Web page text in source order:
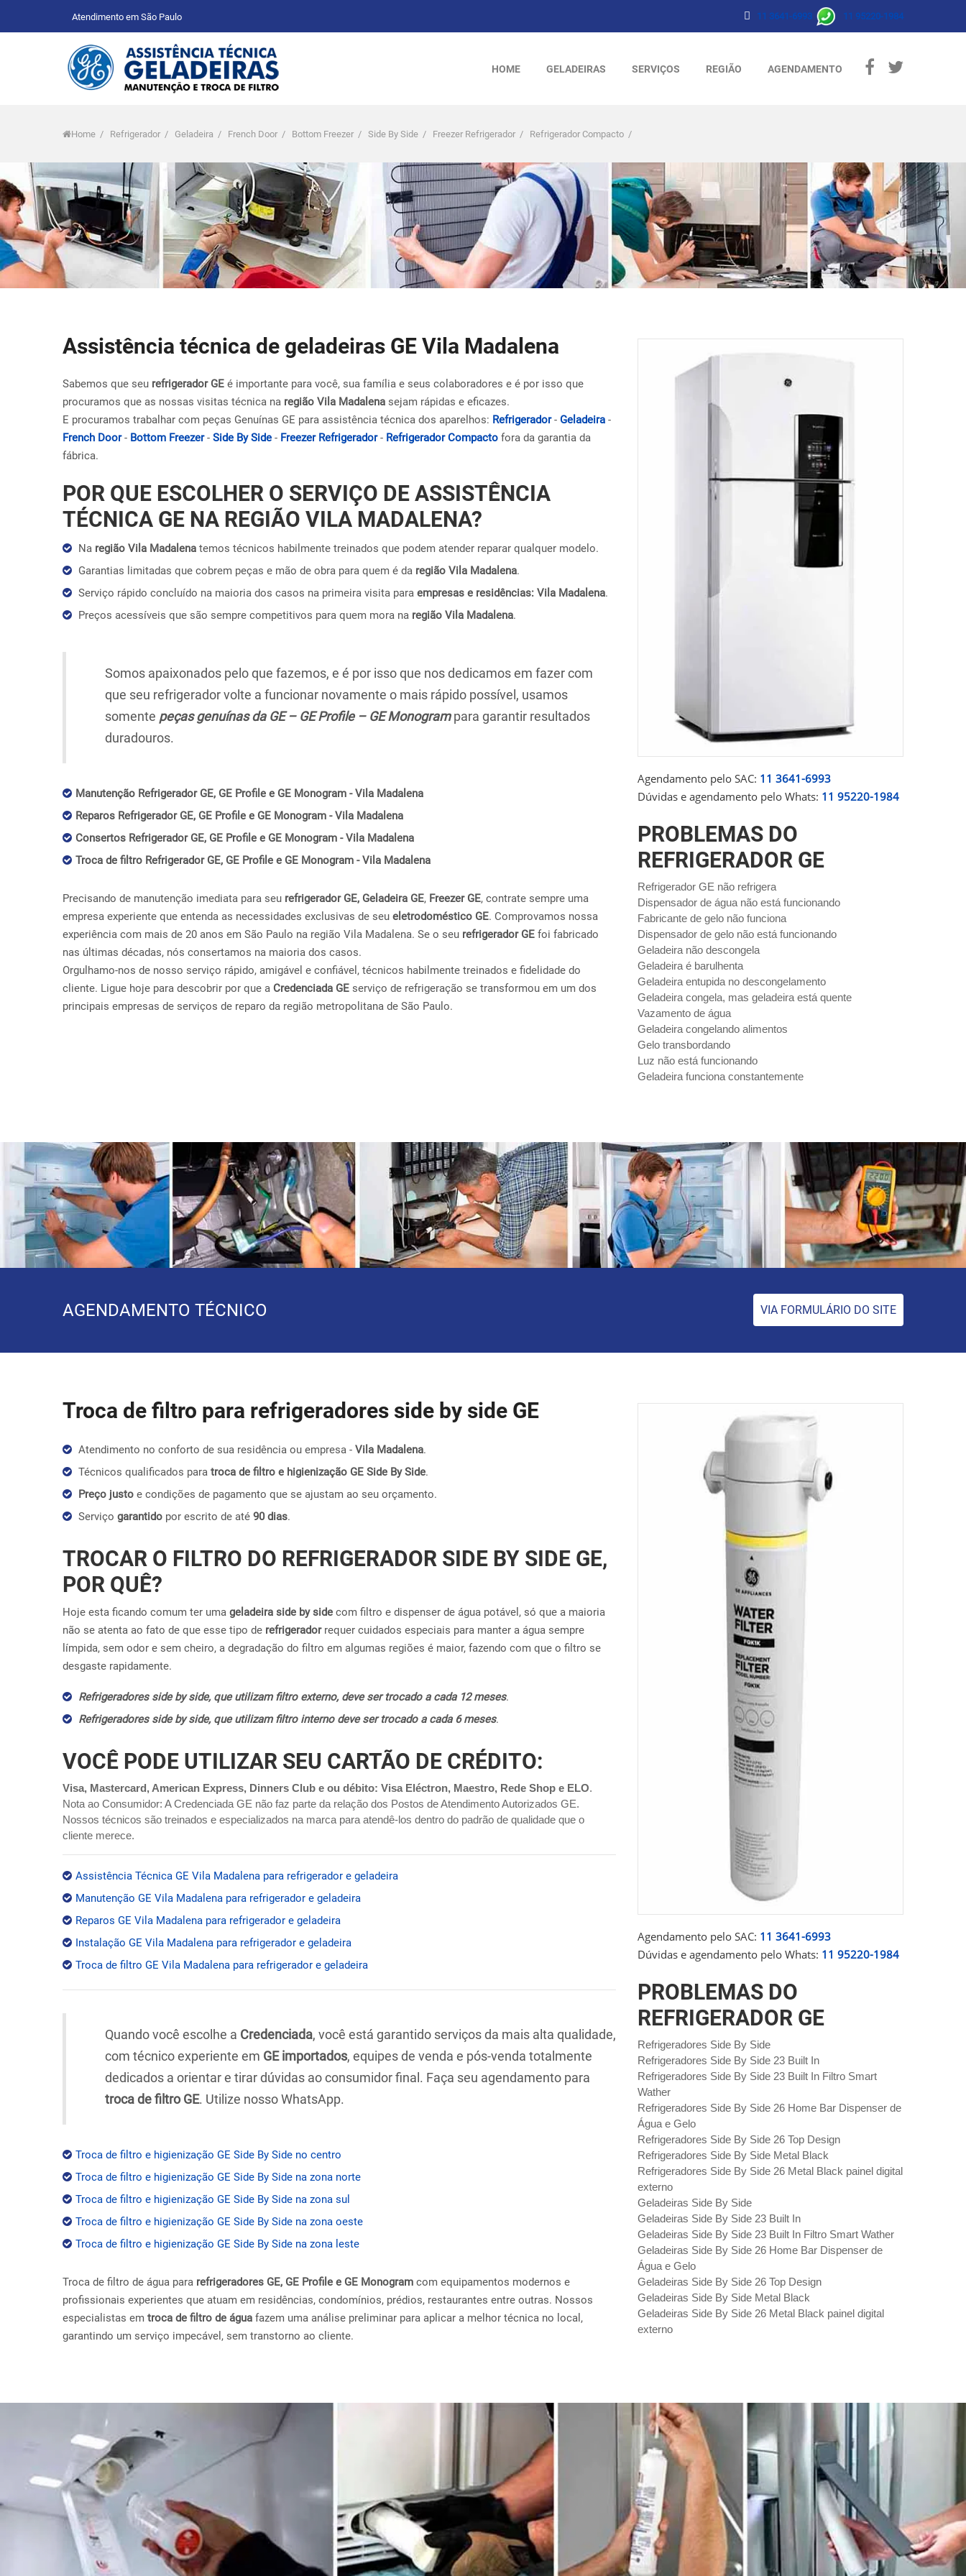
Atendimento em São Paulo 11 3641-6993 11 95220-1984
HOME GELADEIRAS SERVIÇOS REGIÃO AGENDAMENTO
Home / Refrigerador / Geladeira / French Door / Bottom Freezer / Side By Side / Freezer Refrigerador / Refrigerador Compacto /
Assistência técnica de geladeiras GE Vila Madalena
Sabemos que seu refrigerador GE é importante para você, sua família e seus colaboradores e é por isso que
procuramos que as nossas visitas técnica na região Vila Madalena sejam rápidas e eficazes.
E procuramos trabalhar com peças Genuínas GE para assistência técnica dos aparelhos: Refrigerador- Geladeira -
French Door- Bottom Freezer- Side By Side - Freezer Refrigerador- Refrigerador Compacto fora da garantia da
fábrica.
POR QUE ESCOLHER O SERVIÇO DE ASSISTÊNCIA
TÉCNICA GE NA REGIÃO VILA MADALENA?
Na região Vila Madalena temos técnicos habilmente treinados que podem atender reparar qualquer modelo.
Garantias limitadas que cobrem peças e mão de obra para quem é da região Vila Madalena.
Serviço rápido concluído na maioria dos casos na primeira visita para empresas e residências: Vila Madalena.
Preços acessíveis que são sempre competitivos para quem mora na região Vila Madalena.
Somos apaixonados pelo que fazemos, e é por isso que nos dedicamos em fazer com
que seu refrigerador volte a funcionar novamente o mais rápido possível, usamos
somente peças genuínas da GE – GE Profile – GE Monogrampara garantir resultados
duradouros.
Manutenção Refrigerador GE, GE Profile e GE Monogram - Vila Madalena
Reparos Refrigerador GE, GE Profile e GE Monogram - Vila Madalena
Consertos Refrigerador GE, GE Profile e GE Monogram - Vila Madalena
Troca de filtro Refrigerador GE, GE Profile e GE Monogram - Vila Madalena
Precisando de manutenção imediata para seu refrigerador GE, Geladeira GE, Freezer GE, contrate sempre uma
empresa experiente que entenda as necessidades exclusivas de seu eletrodoméstico GE. Comprovamos nossa
experiência com mais de 20 anos em São Paulo na região Vila Madalena. Se o seu refrigerador GE foi fabricado
nas últimas décadas, nós consertamos na maioria dos casos.
Orgulhamo-nos de nosso serviço rápido, amigável e confiável, técnicos habilmente treinados e fidelidade do
cliente. Ligue hoje para descobrir por que a Credenciada GE serviço de refrigeração se transformou em um dos
principais empresas de serviços de reparo da região metropolitana de São Paulo.
Agendamento pelo SAC: 11 3641-6993
Dúvidas e agendamento pelo Whats: 11 95220-1984
PROBLEMAS DO
REFRIGERADOR GE
Refrigerador GE não refrigera
Dispensador de água não está funcionando
Fabricante de gelo não funciona
Dispensador de gelo não está funcionando
Geladeira não descongela
Geladeira é barulhenta
Geladeira entupida no descongelamento
Geladeira congela, mas geladeira está quente
Vazamento de água
Geladeira congelando alimentos
Gelo transbordando
Luz não está funcionando
Geladeira funciona constantemente
AGENDAMENTO TÉCNICO VIA FORMULÁRIO DO SITE
Troca de filtro para refrigeradores side by side GE
Atendimento no conforto de sua residência ou empresa - Vila Madalena.
Técnicos qualificados para troca de filtro e higienização GE Side By Side.
Preço justo e condições de pagamento que se ajustam ao seu orçamento.
Serviço garantido por escrito de até 90 dias.
TROCAR O FILTRO DO REFRIGERADOR SIDE BY SIDE GE,
POR QUÊ?
Hoje esta ficando comum ter uma geladeira side by side com filtro e dispenser de água potável, só que a maioria
não se atenta ao fato de que esse tipo de refrigeradorrequer cuidados especiais para manter a água sempre
límpida, sem odor e sem cheiro, a degradação do filtro em algumas regiões é maior, fazendo com que o filtro se
desgaste rapidamente.
Refrigeradores side by side, que utilizam filtro externo, deve ser trocado a cada 12 meses.
Refrigeradores side by side, que utilizam filtro interno deve ser trocado a cada 6 meses.
VOCÊ PODE UTILIZAR SEU CARTÃO DE CRÉDITO:
Visa, Mastercard, American Express, Dinners Club e ou débito: Visa Eléctron, Maestro, Rede Shop e ELO.
Nota ao Consumidor: A Credenciada GE não faz parte da relação dos Postos de Atendimento Autorizados GE.
Nossos técnicos são treinados e especializados na marca para atendê-los dentro do padrão de qualidade que o
cliente merece.
Assistência Técnica GE Vila Madalena para refrigerador e geladeira
Manutenção GE Vila Madalena para refrigerador e geladeira
Reparos GE Vila Madalena para refrigerador e geladeira
Instalação GE Vila Madalena para refrigerador e geladeira
Troca de filtro GE Vila Madalena para refrigerador e geladeira
Quando você escolhe a Credenciada, você está garantido serviços da mais alta qualidade,
com técnico experiente em GE importados, equipes de venda e pós-venda totalmente
dedicados a orientar e tirar dúvidas ao consumidor final. Faça seu agendamento para
troca de filtro GE. Utilize nosso WhatsApp.
Troca de filtro e higienização GE Side By Side no centro
Troca de filtro e higienização GE Side By Side na zona norte
Troca de filtro e higienização GE Side By Side na zona sul
Troca de filtro e higienização GE Side By Side na zona oeste
Troca de filtro e higienização GE Side By Side na zona leste
Troca de filtro de água para refrigeradores GE, GE Profile e GE Monogram com equipamentos modernos e
profissionais experientes que atuam em residências, condomínios, prédios, restaurantes entre outras. Nossos
especialistas em troca de filtro de água fazem uma análise preliminar para aplicar a melhor técnica no local,
garantindo um serviço impecável, sem transtorno ao cliente.
Agendamento pelo SAC: 11 3641-6993
Dúvidas e agendamento pelo Whats: 11 95220-1984
PROBLEMAS DO
REFRIGERADOR GE
Refrigeradores Side By Side
Refrigeradores Side By Side 23 Built In
Refrigeradores Side By Side 23 Built In Filtro Smart
Wather
Refrigeradores Side By Side 26 Home Bar Dispenser de
Água e Gelo
Refrigeradores Side By Side 26 Top Design
Refrigeradores Side By Side Metal Black
Refrigeradores Side By Side 26 Metal Black painel digital
externo
Geladeiras Side By Side
Geladeiras Side By Side 23 Built In
Geladeiras Side By Side 23 Built In Filtro Smart Wather
Geladeiras Side By Side 26 Home Bar Dispenser de
Água e Gelo
Geladeiras Side By Side 26 Top Design
Geladeiras Side By Side Metal Black
Geladeiras Side By Side 26 Metal Black painel digital
externo